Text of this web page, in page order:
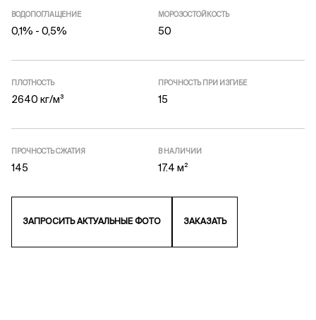
ВОДОПОГЛАЩЕНИЕ
0,1% - 0,5%
МОРОЗОСТОЙКОСТЬ
50
ПЛОТНОСТЬ
2640 кг/м³
ПРОЧНОСТЬ ПРИ ИЗГИБЕ
15
ПРОЧНОСТЬ СЖАТИЯ
145
В НАЛИЧИИ
17.4 м²
ЗАПРОСИТЬ АКТУАЛЬНЫЕ ФОТО ЗАКАЗАТЬ